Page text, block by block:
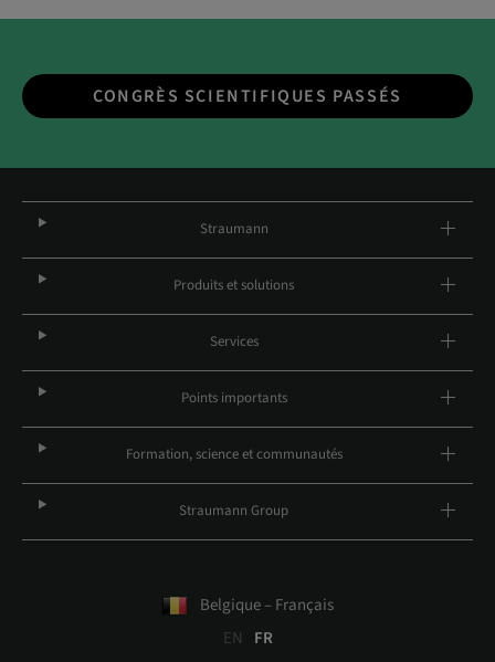
CONGRÈS SCIENTIFIQUES PASSÉS
Straumann
Produits et solutions
Services
Points importants
Formation, science et communautés
Straumann Group
Belgique – Français
EN
FR